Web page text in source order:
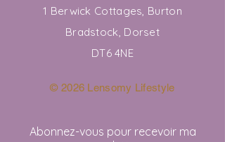
1 Berwick Cottages, Burton
Bradstock, Dorset
DT6 4NE
© 2026 Lensomy Lifestyle
Abonnez-vous pour recevoir ma